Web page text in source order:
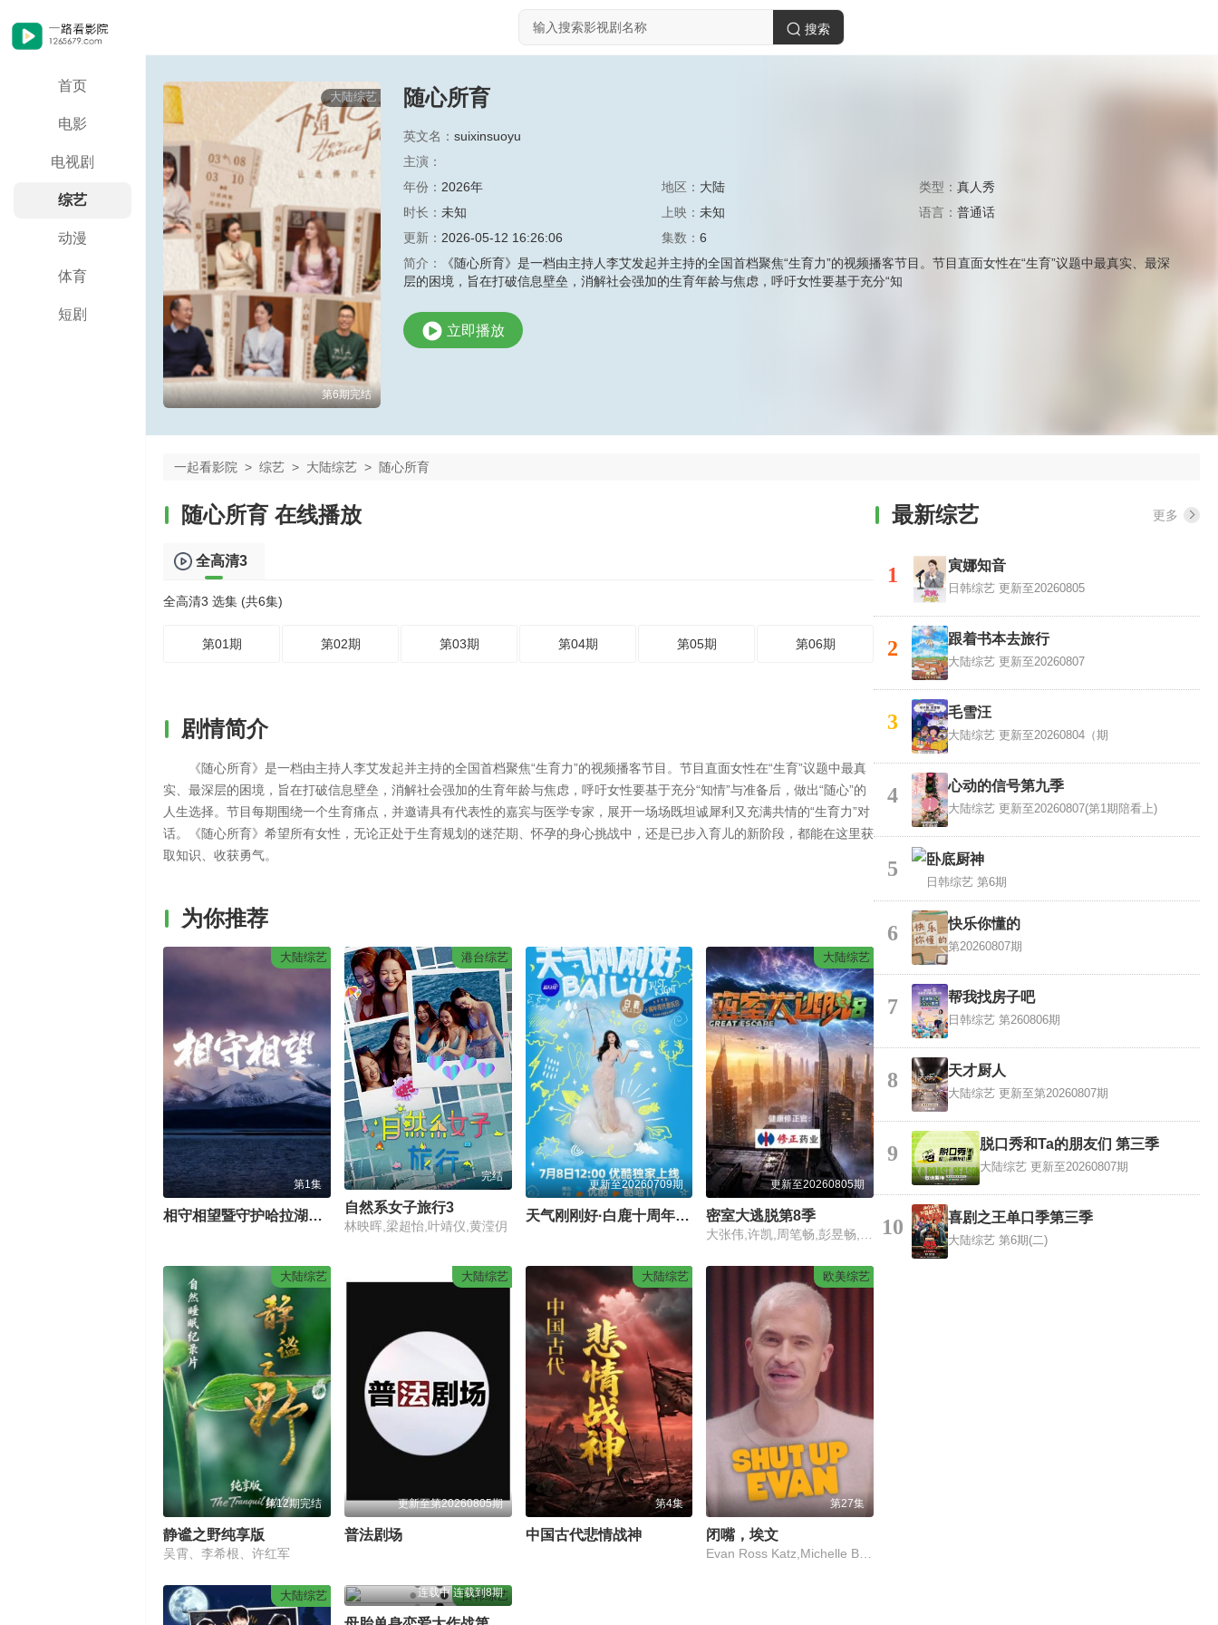
首页
电影
电视剧
综艺
动漫
体育
短剧
搜索
大陆综艺
第6期完结
随心所育
英文名： suixinsuoyu
主演：
年份： 2026年 地区： 大陆 类型：真人秀
时长： 未知 上映： 未知 语言：普通话
更新： 2026-05-12 16:26:06 集数： 6
简介：
《随心所育》是一档由主持人李艾发起并主持的全国首档聚焦“生育力”的视频播客节目。节目直面女性在“生育”议题中最真实、最深
层的困境，旨在打破信息壁垒，消解社会强加的生育年龄与焦虑，呼吁女性要基于充分“知
立即播放
一起看影院 > 综艺 > 大陆综艺 > 随心所育
随心所育 在线播放
全高清3
全高清3 选集 (共6集)
第01期 第02期 第03期 第04期 第05期 第06期
剧情简介
《随心所育》是一档由主持人李艾发起并主持的全国首档聚焦“生育力”的视频播客节目。节目直面女性在“生育”议题中最真
实、最深层的困境，旨在打破信息壁垒，消解社会强加的生育年龄与焦虑，呼吁女性要基于充分“知情”与准备后，做出“随心”的
人生选择。节目每期围绕一个生育痛点，并邀请具有代表性的嘉宾与医学专家，展开一场场既坦诚犀利又充满共情的“生育力”对
话。《随心所育》希望所有女性，无论正处于生育规划的迷茫期、怀孕的身心挑战中，还是已步入育儿的新阶段，都能在这里获
取知识、收获勇气。
为你推荐
大陆综艺
第1集
相守相望暨守护哈拉湖行动
港台综艺
完结
自然系女子旅行3
林映晖,梁超怡,叶靖仪,黄滢仴
更新至20260709期
天气刚刚好·白鹿十周年拾光音乐会
大陆综艺
更新至20260805期
密室大逃脱第8季
大陆综艺
第12期完结
静谧之野纯享版
吴霄、李希根、许红军
大陆综艺
更新至第20260805期
普法剧场
大陆综艺
第4集
中国古代悲情战神
欧美综艺
第27集
闭嘴，埃文
Evan Ross Katz,Michelle Buteau,Rachel Bloom
大陆综艺 日韩综艺
连载中 连载到8期
最新综艺 更多
1 寅娜知音
日韩综艺 更新至20260805
2 跟着书本去旅行
大陆综艺 更新至20260807
3 毛雪汪
大陆综艺 更新至20260804（期
4 心动的信号第九季
大陆综艺 更新至20260807(第1期陪看上)
5 卧底厨神
日韩综艺 第6期
6 快乐你懂的
第20260807期
7 帮我找房子吧
日韩综艺 第260806期
8 天才厨人
大陆综艺 更新至第20260807期
9 脱口秀和Ta的朋友们 第三季
大陆综艺 更新至20260807期
10 喜剧之王单口季第三季
大陆综艺 第6期(二)